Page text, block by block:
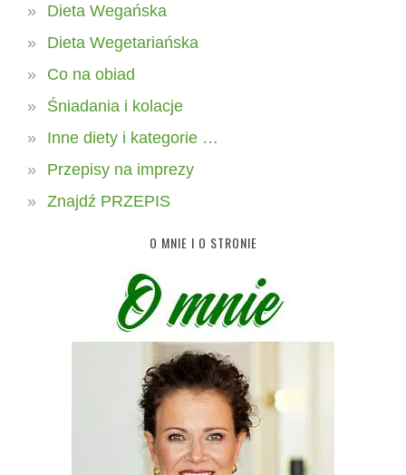
Dieta Wegańska
Dieta Wegetariańska
Co na obiad
Śniadania i kolacje
Inne diety i kategorie …
Przepisy na imprezy
Znajdź PRZEPIS
O MNIE I O STRONIE